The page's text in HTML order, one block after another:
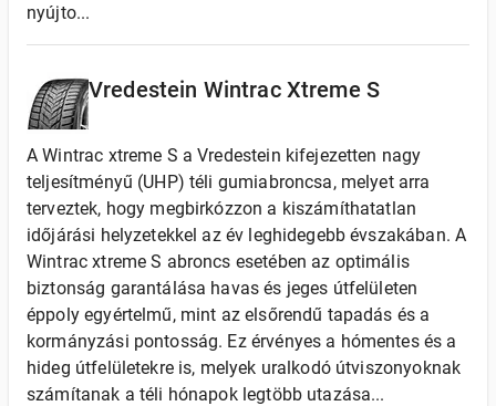
nyújto...
Vredestein Wintrac Xtreme S
A Wintrac xtreme S a Vredestein kifejezetten nagy
teljesítményű (UHP) téli gumiabroncsa, melyet arra
terveztek, hogy megbirkózzon a kiszámíthatatlan
időjárási helyzetekkel az év leghidegebb évszakában. A
Wintrac xtreme S abroncs esetében az optimális
biztonság garantálása havas és jeges útfelületen
éppoly egyértelmű, mint az elsőrendű tapadás és a
kormányzási pontosság. Ez érvényes a hómentes és a
hideg útfelületekre is, melyek uralkodó útviszonyoknak
számítanak a téli hónapok legtöbb utazása...